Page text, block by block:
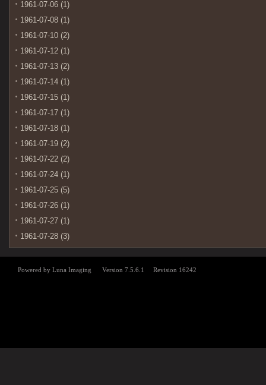
1961-07-06 (1)
1961-07-08 (1)
1961-07-10 (2)
1961-07-12 (1)
1961-07-13 (2)
1961-07-14 (1)
1961-07-15 (1)
1961-07-17 (1)
1961-07-18 (1)
1961-07-19 (2)
1961-07-22 (2)
1961-07-24 (1)
1961-07-25 (5)
1961-07-26 (1)
1961-07-27 (1)
1961-07-28 (3)